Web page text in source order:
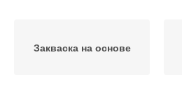
Закваска на основе